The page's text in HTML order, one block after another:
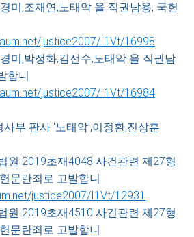
미,조재연,노태악 을 직권남용, 국헌
justice2007/I1Vt/16998
미,박정화,김선수,노태악 을 직권남
합니
justice2007/I1Vt/16984
부 판사 '노태악',이정환,진상훈
원 2019초재4048 사건관련 제27형
문란죄로 고발합니
justice2007/I1Vt/12931
원 2019초재4510 사건관련 제27형
문란죄로 고발합니